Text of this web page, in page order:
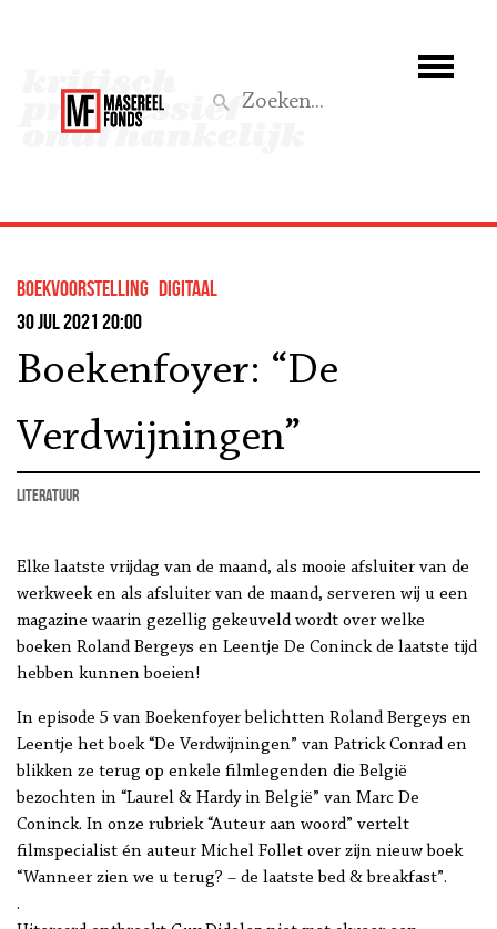
Wat we doen
Aktief
boekvoorstelling Digitaal
30 jul 2021 20:00
Boekenfoyer: “De
Verdwijningen”
literatuur
Elke laatste vrijdag van de maand, als mooie afsluiter van de
werkweek en als afsluiter van de maand, serveren wij u een
magazine waarin gezellig gekeuveld wordt over welke
boeken Roland Bergeys en Leentje De Coninck de laatste tijd
hebben kunnen boeien!
In episode 5 van Boekenfoyer belichtten Roland Bergeys en
Leentje het boek “De Verdwijningen” van Patrick Conrad en
blikken ze terug op enkele filmlegenden die België
bezochten in “Laurel & Hardy in België” van Marc De
Coninck. In onze rubriek “Auteur aan woord” vertelt
filmspecialist én auteur Michel Follet over zijn nieuw boek
“Wanneer zien we u terug? – de laatste bed & breakfast”.
.